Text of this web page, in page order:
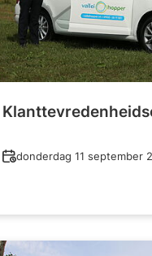
Datum
donderdag 11 september